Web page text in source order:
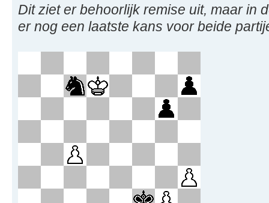
Dit ziet er behoorlijk remise uit, maar in
er nog een laatste kans voor beide